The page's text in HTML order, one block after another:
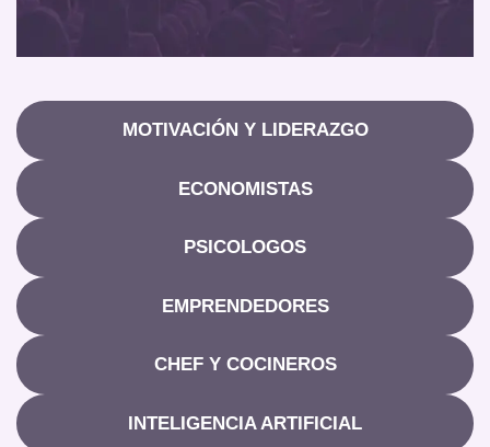
MOTIVACIÓN Y LIDERAZGO
ECONOMISTAS
PSICOLOGOS
EMPRENDEDORES
CHEF Y COCINEROS
INTELIGENCIA ARTIFICIAL